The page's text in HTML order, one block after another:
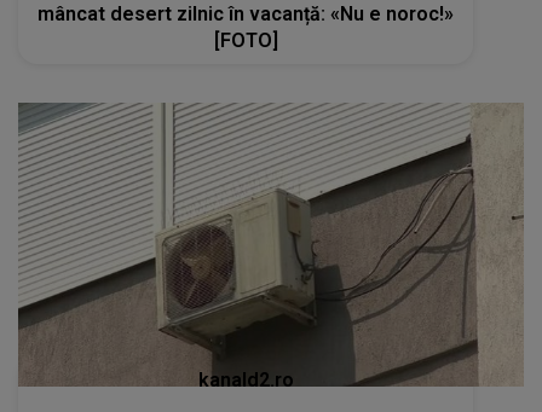
mâncat desert zilnic în vacanță: «Nu e noroc!»
[FOTO]
kanald2.ro